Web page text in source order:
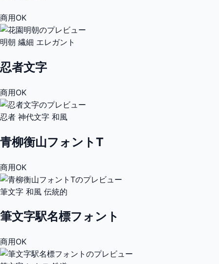
商用OK
明朝 繊細 エレガント
忍者文字
商用OK
忍者 神代文字 和風
青柳衡山フォントT
商用OK
筆文字 和風 伝統的
筆文字駅名標フォント
商用OK